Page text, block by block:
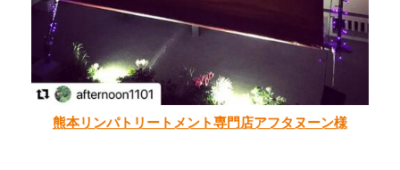
熊本リンパトリートメント専門店アフタヌーン様